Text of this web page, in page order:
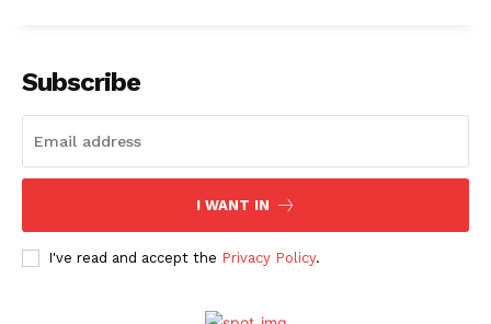
Subscribe
I WANT IN
I've read and accept the Privacy Policy.